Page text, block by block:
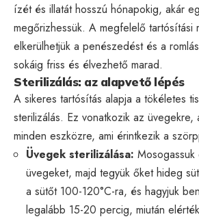
ízét és illatát hosszú hónapokig, akár
megőrizhessük. A megfelelő tartósítási
elkerülhetjük a penészedést és a
sokáig friss és élvezhető marad.
Sterilizálás: az alapvető lépés
A sikeres tartósítás alapja a tökéletes
sterilizálás. Ez vonatkozik az üvegekre,
minden eszközre, ami érintkezik a
Üvegek sterilizálása:
üvegeket, majd tegyük őket hideg
a sütőt 100-120°C-ra, és hagyjuk
legalább 15-20 percig, miután